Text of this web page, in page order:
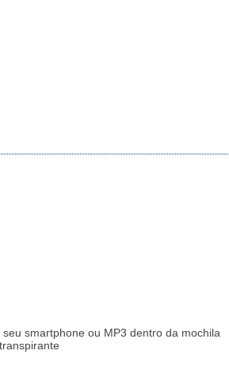
smartphone ou MP3 dentro da mochila